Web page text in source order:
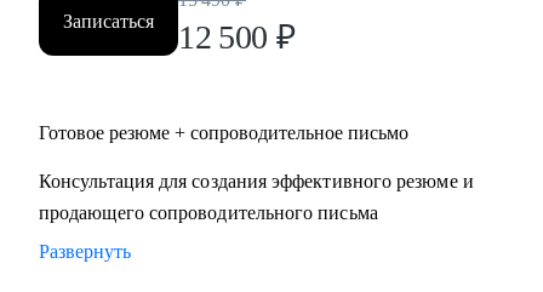
• эксплуатации недвижимости и АХО
• образование
• услуги в beauty-индустрии
Записаться 12 500 ₽
Готовое резюме + сопроводительное письмо
Консультация для создания эффективного резюме и
продающего сопроводительного письма
Развернуть